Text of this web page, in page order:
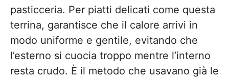
pasticceria. Per piatti delicati come questa
terrina, garantisce che il calore arrivi in
modo uniforme e gentile, evitando che
l’esterno si cuocia troppo mentre l’interno
resta crudo. È il metodo che usavano già le